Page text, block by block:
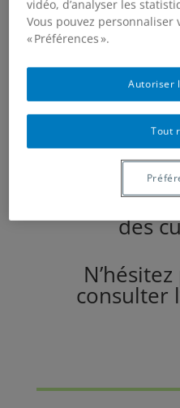
Le 01 Mars
chez nousa
sur le
Noémie
partage ses
sur cette
des
consulter
vidéo, d’analyser les
Vous pouvez
« Préférences ».
Tout
Autoriser